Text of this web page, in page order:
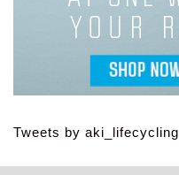
Tweets by aki_lifecycling